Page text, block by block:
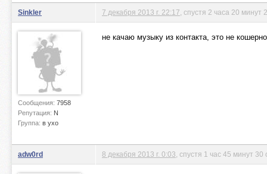
Sinkler
Сообщения: 7958
Репутация: N
Группа: в ухо
7 декабря 2013 г. 22:17 , спустя 2 часа 20 минут
не качаю музыку из контакта, это не кошерно
adw0rd 8 декабря 2013 г. 0:03 , спустя 1 час 45 минут 30